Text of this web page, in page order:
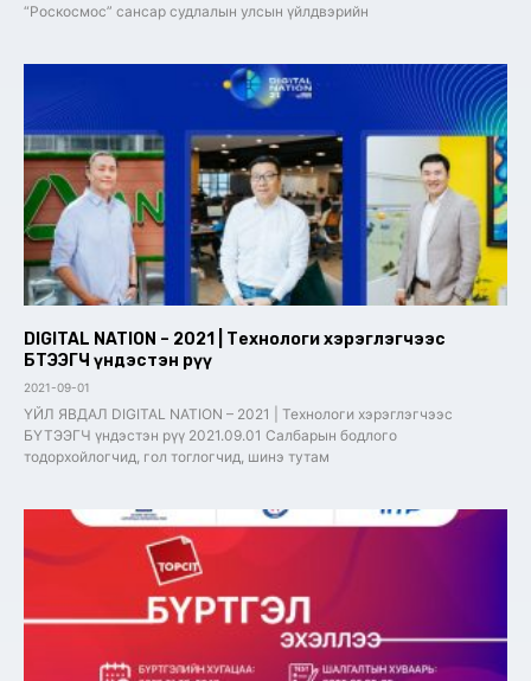
“Роскосмос” сансар судлалын улсын үйлдвэрийн
DIGITAL NATION – 2021 | Технологи хэрэглэгчээс
БҮТЭЭГЧ үндэстэн рүү
2021-09-01
ҮЙЛ ЯВДАЛ DIGITAL NATION – 2021 | Технологи хэрэглэгчээс
БҮТЭЭГЧ үндэстэн рүү 2021.09.01 Салбарын бодлого
тодорхойлогчид, гол тоглогчид, шинэ тутам